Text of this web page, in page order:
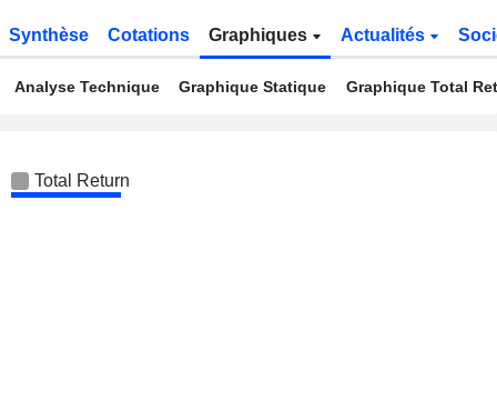
Synthèse Cotations Graphiques Actualités
Analyse Technique Graphique Statique Graphique Total
Total Return